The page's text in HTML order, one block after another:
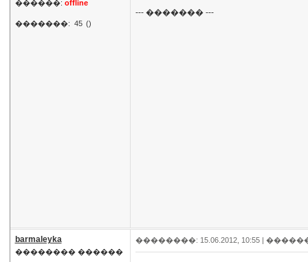
������: offline
�������: 45 ()
--- ������� ---
barmaleyka
�������� ������
��������: 15.06.2012, 10:55 |